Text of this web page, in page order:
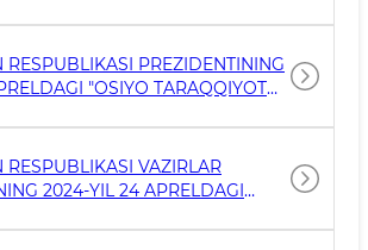
QAR
ISHTIROKIDA “M39 “OLMAOTA —
— SHAHRISABZ —
YO‘LINING 1255 — 1315 KM
RESPUBLIKASI PREZIDENTINING
"OSIYO TARAQQIYOT
YO‘LLARNI QURISH”
OSHIRISH CHORA-
GI QARORI 157-SON
RESPUBLIKASI VAZIRLAR
2024-YIL 24 APRELDAGI
QILISH ISHLARINI